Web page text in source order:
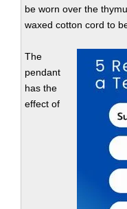
be worn over the
waxed cotton cord to
The
pendant
has the
effect of